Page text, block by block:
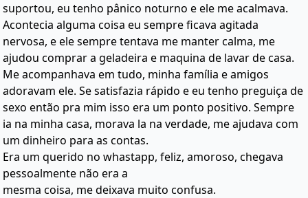
suportou, eu tenho pânico noturno e ele me acalmava.
Acontecia alguma coisa eu sempre ficava agitada
nervosa, e ele sempre tentava me manter calma, me
ajudou comprar a geladeira e maquina de lavar de casa.
Me acompanhava em tudo, minha família e amigos
adoravam ele. Se satisfazia rápido e eu tenho preguiça de
sexo então pra mim isso era um ponto positivo. Sempre
ia na minha casa, morava la na verdade, me ajudava com
um dinheiro para as contas.
Era um querido no whastapp, feliz, amoroso, chegava
pessoalmente não era a
mesma coisa, me deixava muito confusa.